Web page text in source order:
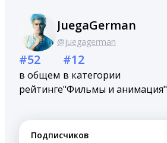
JuegaGerman
@juegagerman
#52
в общем
рейтинге
#12
в категории
"Фильмы и анимация"
Подписчиков